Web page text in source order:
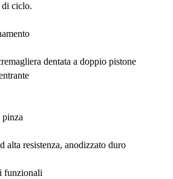
di ciclo.
dentata a doppio pistone
alta resistenza, anodizzato duro
funzionali